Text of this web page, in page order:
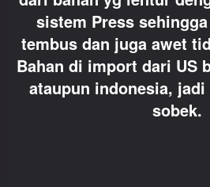
sistem Press
tembus dan juga awet
Bahan di import dari US
ataupun indonesia,
sobek.